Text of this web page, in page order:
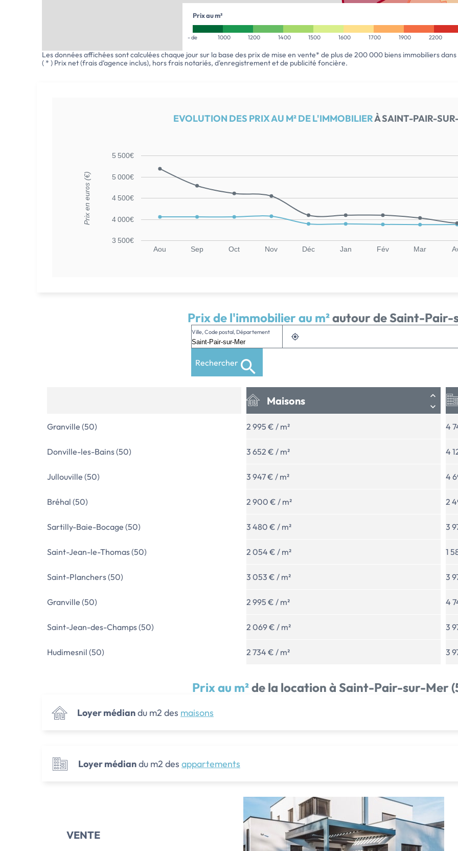
Prix au m²
- de 1000 1200 1400 1500 1600 1700 1900 2200
Les données affichées sont calculées chaque jour sur la base des prix de mise en vente* de plus de 200 000 biens immobiliers
( * ) Prix net (frais d’agence inclus), hors frais notariés, d'enregistrement et de publicité foncière.
EVOLUTION DES PRIX AU M² DE L'IMMOBILIERÀ SAINT-PAIR-
Aou Sep Oct Nov Déc Jan Fév Mar
3 500€
4 000€
4 500€
5 000€
5 500€
Prix en euros (€)
Prix de l'immobilier au m²autour de Saint-Pair-
Ville, Code postal, Département
Rechercher
Maisons
Granville (50) 2 995 € / m² 4
Donville-les-Bains (50) 3 652 € / m² 4
Jullouville (50) 3 947 € / m² 4
Bréhal (50) 2 900 € / m² 2
Sartilly-Baie-Bocage (50) 3 480 € / m² 3
Saint-Jean-le-Thomas (50) 2 054 € / m² 1
Saint-Planchers (50) 3 053 € / m² 3
Granville (50) 2 995 € / m² 4
Saint-Jean-des-Champs (50) 2 069 € / m² 3
Hudimesnil (50) 2 734 € / m² 3
Prix au m²de la location à Saint-Pair-sur-Mer
Loyer médiandu m2 des maisons
Loyer médiandu m2 des appartements
VENTE